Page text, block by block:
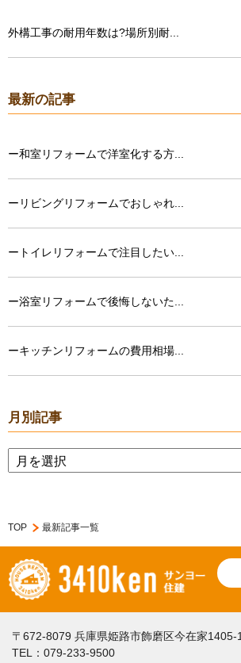
外構工事の耐用年数は?場所別耐...
最新の記事
ー和室リフォームで洋室化する方...
ーリビングリフォームでおしゃれ...
ートイレリフォームで注目したい...
ー浴室リフォームで後悔しないた...
ーキッチンリフォームの費用相場...
月別記事
TOP 最新記事一覧
〒672-8079 兵庫県姫路市飾磨区今在家1405-
TEL：079-233-9500